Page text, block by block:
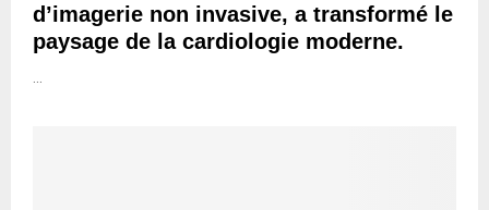
d’imagerie non invasive, a transformé le
paysage de la cardiologie moderne.